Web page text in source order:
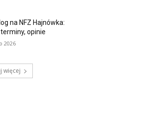
na NFZ Hajnówka:
terminy, opinie
2026
więcej